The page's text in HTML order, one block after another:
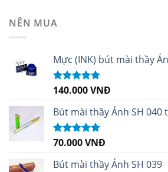
NÊN MUA
Mực (INK) bút mài thầy
Được xếp
sao
140.000VNĐ
Bút mài thầy Ánh SH 040
Được xếp
sao
70.000VNĐ
Bút mài thầy Ánh SH 039